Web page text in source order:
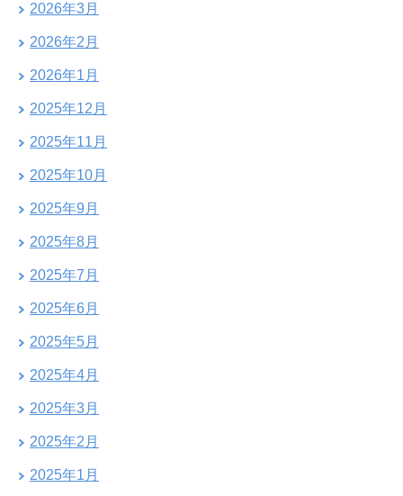
2026年3月
2026年2月
2026年1月
2025年12月
2025年11月
2025年10月
2025年9月
2025年8月
2025年7月
2025年6月
2025年5月
2025年4月
2025年3月
2025年2月
2025年1月